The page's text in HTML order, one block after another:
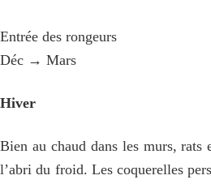
Entrée des rongeurs
Déc → Mars
Hiver
Bien au chaud dans les murs, rats
l’abri du froid. Les coquerelles